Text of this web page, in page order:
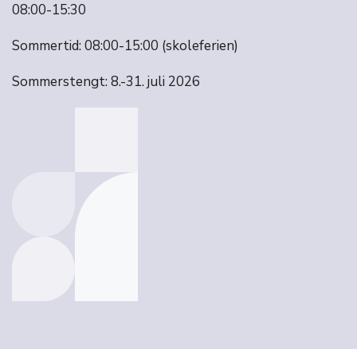
08:00-15:30
Sommertid: 08:00-15:00 (skoleferien)
Sommerstengt: 8.-31. juli 2026